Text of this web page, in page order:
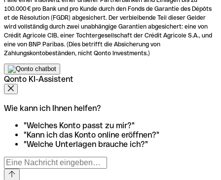
100.000 € pro Bank und pro Kunde durch den Fonds de Garantie des Dépôts
et de Résolution (FGDR) abgesichert. Der verbleibende Teil dieser Gelder
wird vollständig durch zwei unabhängige Garantien abgesichert: eine von
Crédit Agricole CIB, einer Tochtergesellschaft der Crédit Agricole S.A., und
eine von BNP Paribas. (Dies betrifft die Absicherung von
Zahlungskontobeständen, nicht Qonto Investments.)
Qonto KI-Assistent
Wie kann ich Ihnen helfen?
"Welches Konto passt zu mir?"
"Kann ich das Konto online eröffnen?"
"Welche Unterlagen brauche ich?"